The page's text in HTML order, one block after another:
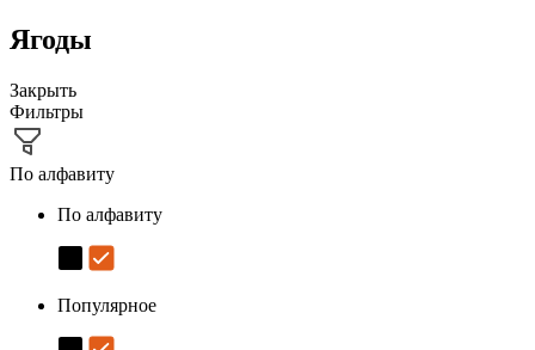
Ягоды
Закрыть
Фильтры
По алфавиту
По алфавиту
Популярное